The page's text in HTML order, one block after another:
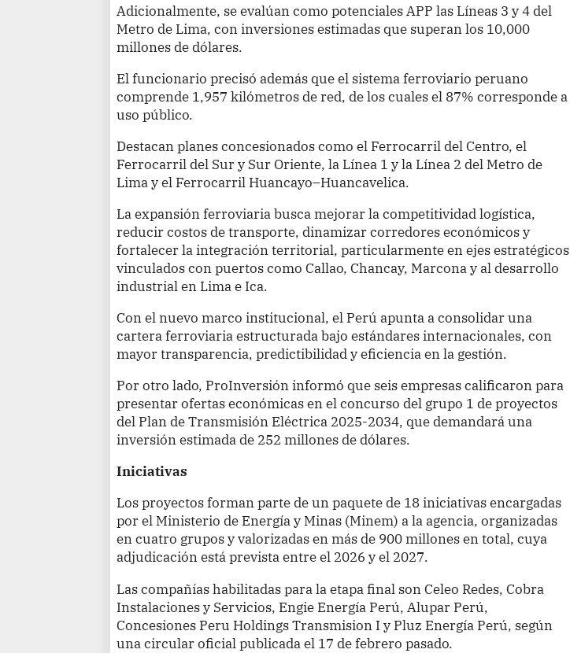
Adicionalmente, se evalúan como potenciales APP las Líneas 3 y 4 del
Metro de Lima, con inversiones estimadas que superan los 10,000
millones de dólares.
El funcionario precisó además que el sistema ferroviario peruano
comprende 1,957 kilómetros de red, de los cuales el 87% corresponde a
uso público.
Destacan planes concesionados como el Ferrocarril del Centro, el
Ferrocarril del Sur y Sur Oriente, la Línea 1 y la Línea 2 del Metro de
Lima y el Ferrocarril Huancayo–Huancavelica.
La expansión ferroviaria busca mejorar la competitividad logística,
reducir costos de transporte, dinamizar corredores económicos y
fortalecer la integración territorial, particularmente en ejes estratégicos
vinculados con puertos como Callao, Chancay, Marcona y al desarrollo
industrial en Lima e Ica.
Con el nuevo marco institucional, el Perú apunta a consolidar una
cartera ferroviaria estructurada bajo estándares internacionales, con
mayor transparencia, predictibilidad y eficiencia en la gestión.
Por otro lado, ProInversión informó que seis empresas calificaron para
presentar ofertas económicas en el concurso del grupo 1 de proyectos
del Plan de Transmisión Eléctrica 2025-2034, que demandará una
inversión estimada de 252 millones de dólares.
Iniciativas
Los proyectos forman parte de un paquete de 18 iniciativas encargadas
por el Ministerio de Energía y Minas (Minem) a la agencia, organizadas
en cuatro grupos y valorizadas en más de 900 millones en total, cuya
adjudicación está prevista entre el 2026 y el 2027.
Las compañías habilitadas para la etapa final son Celeo Redes, Cobra
Instalaciones y Servicios, Engie Energía Perú, Alupar Perú,
Concesiones Peru Holdings Transmision I y Pluz Energía Perú, según
una circular oficial publicada el 17 de febrero pasado.